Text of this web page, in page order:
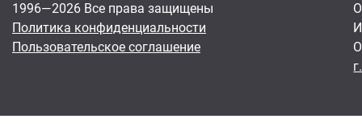
1996—2026 Все права защищены
Политика конфиденциальности
Пользовательское соглашение